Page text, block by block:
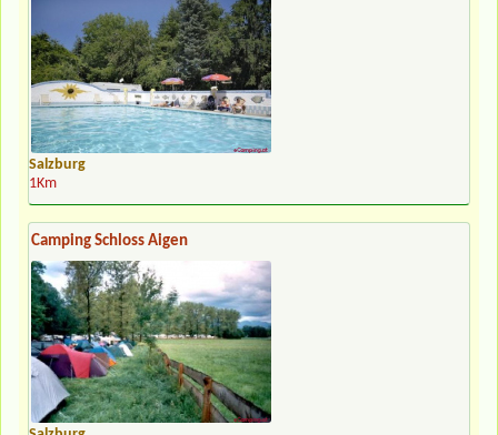
Salzburg
1Km
Camping Schloss Aigen